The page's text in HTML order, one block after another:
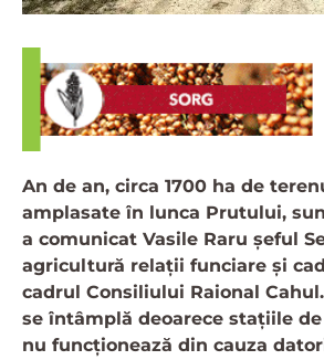
An de an, circa 1700 ha de
amplasate în lunca Prutului,
a comunicat Vasile Raru șeful
agricultură relații funciare și
cadrul Consiliului Raional
se întâmplă deoarece stațiile
nu funcționează din cauza